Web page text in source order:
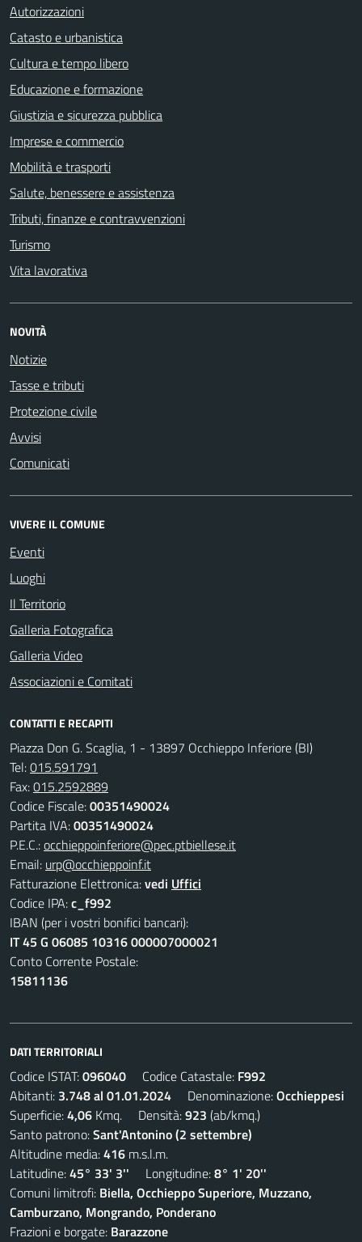
Autorizzazioni
Catasto e urbanistica
Cultura e tempo libero
Educazione e formazione
Giustizia e sicurezza pubblica
Imprese e commercio
Mobilità e trasporti
Salute, benessere e assistenza
Tributi, finanze e contravvenzioni
Turismo
Vita lavorativa
NOVITÀ
Notizie
Tasse e tributi
Protezione civile
Avvisi
Comunicati
VIVERE IL COMUNE
Eventi
Luoghi
Il Territorio
Galleria Fotografica
Galleria Video
Associazioni e Comitati
CONTATTI E RECAPITI
Piazza Don G. Scaglia, 1 - 13897 Occhieppo Inferiore (BI)
Tel:015.591791
Fax:015.2592889
Codice Fiscale:00351490024
Partita IVA:00351490024
P.E.C.:occhieppoinferiore@pec.ptbiellese.it
Email: urp@occhieppoinf.it
Fatturazione Elettronica:vedi Uffici
Codice IPA:c_f992
IBAN (per i vostri bonifici bancari):
IT 45 G 06085 10316 000007000021
Conto Corrente Postale:
15811136
DATI TERRITORIALI
Codice ISTAT:096040 Codice Catastale: F992
Abitanti: 3.748 al 01.01.2024 Denominazione:Occhieppesi
Superficie:4,06 Kmq. Densità:923 (ab/kmq.)
Santo patrono:Sant'Antonino (2 settembre)
Altitudine media:416 m.s.l.m.
Latitudine:45° 33' 3'' Longitudine:8° 1' 20''
Comuni limitrofi: Biella, Occhieppo Superiore, Muzzano,
Camburzano, Mongrando, Ponderano
Frazioni e borgate: Barazzone